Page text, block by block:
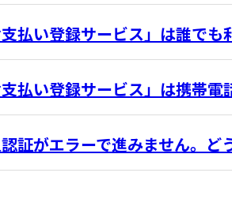
支払い登録サービス」は誰でも
支払い登録サービス」は携帯
証がエラーで進みません。ど